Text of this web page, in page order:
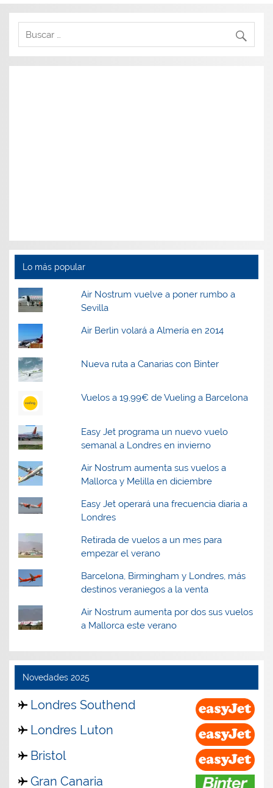
Lo más popular
Air Nostrum vuelve a poner rumbo a
Sevilla
Air Berlin volará a Almería en 2014
Nueva ruta a Canarias con Binter
Vuelos a 19,99€ de Vueling a Barcelona
Easy Jet programa un nuevo vuelo
semanal a Londres en invierno
Air Nostrum aumenta sus vuelos a
Mallorca y Melilla en diciembre
Easy Jet operará una frecuencia diaria a
Londres
Retirada de vuelos a un mes para
empezar el verano
Barcelona, Birmingham y Londres, más
destinos veraniegos a la venta
Air Nostrum aumenta por dos sus vuelos
a Mallorca este verano
Novedades 2025
Londres Southend
Londres Luton
Bristol
Gran Canaria